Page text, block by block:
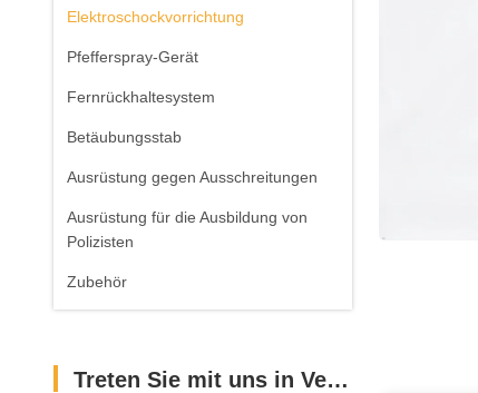
Elektroschockvorrichtung
Pfefferspray-Gerät
Fernrückhaltesystem
Betäubungsstab
Ausrüstung gegen Ausschreitungen
Ausrüstung für die Ausbildung von
Polizisten
Zubehör
Treten Sie mit uns in Verbindung